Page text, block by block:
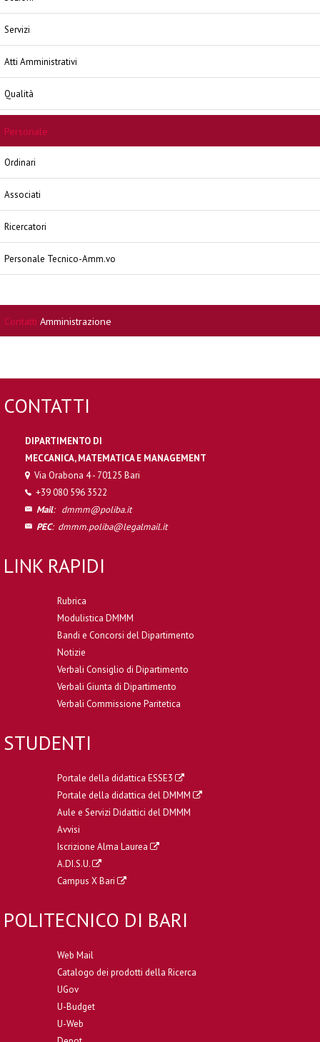
Servizi
Atti Amministrativi
Qualità
Personale
Ordinari
Associati
Ricercatori
Personale Tecnico-Amm.vo
Contatti Amministrazione
CONTATTI
DIPARTIMENTO DI
MECCANICA, MATEMATICA E MANAGEMENT
Via Orabona 4 - 70125 Bari
+39 080 596 3522
Mail: dmmm@poliba.it
PEC: dmmm.poliba@legalmail.it
LINK RAPIDI
Rubrica
Modulistica DMMM
Bandi e Concorsi del Dipartimento
Notizie
Verbali Consiglio di Dipartimento
Verbali Giunta di Dipartimento
Verbali Commissione Paritetica
STUDENTI
Portale della didattica ESSE3
Portale della didattica del DMMM
Aule e Servizi Didattici del DMMM
Avvisi
Iscrizione Alma Laurea
A.DI.S.U.
Campus X Bari
POLITECNICO DI BARI
Web Mail
Catalogo dei prodotti della Ricerca
UGov
U-Budget
U-Web